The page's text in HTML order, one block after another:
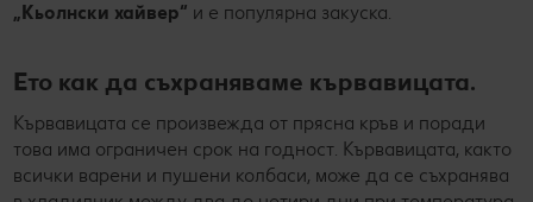
„Кьолнски хайвер“ и е популярна закуска.
Ето как да съхраняваме кървавицата.
Кървавицата се произвежда от прясна кръв и поради
това има ограничен срок на годност. Кървавицата, както
всички варени и пушени колбаси, може да се съхранява